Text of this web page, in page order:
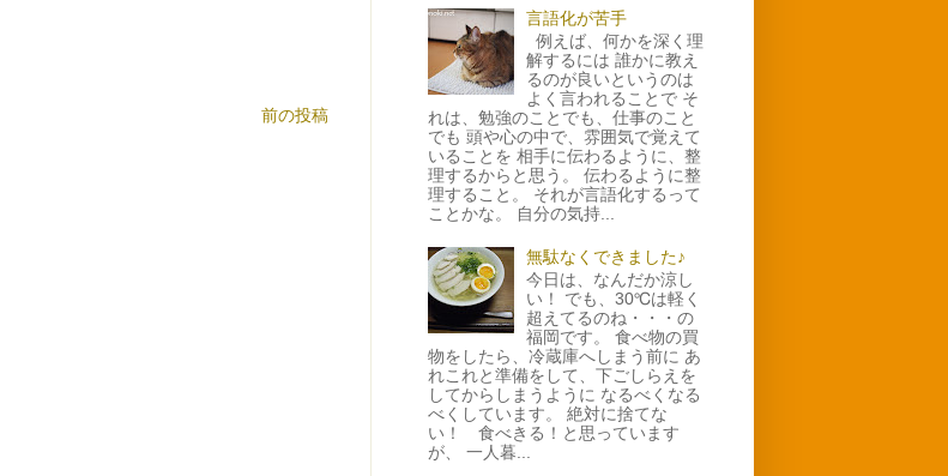
前の投稿
言語化が苦手
例えば、何かを深く理
解するには 誰かに教え
るのが良いというのは
よく言われることで そ
れは、勉強のことでも、仕事のこと
でも 頭や心の中で、雰囲気で覚えて
いることを 相手に伝わるように、整
理するからと思う。 伝わるように整
理すること。 それが言語化するって
ことかな。 自分の気持...
無駄なくできました♪
今日は、なんだか涼し
い！ でも、30℃は軽く
超えてるのね・・・の
福岡です。 食べ物の買
物をしたら、冷蔵庫へしまう前に あ
れこれと準備をして、下ごしらえを
してからしまうように なるべくなる
べくしています。 絶対に捨てな
い！ 食べきる！と思っています
が、 一人暮...